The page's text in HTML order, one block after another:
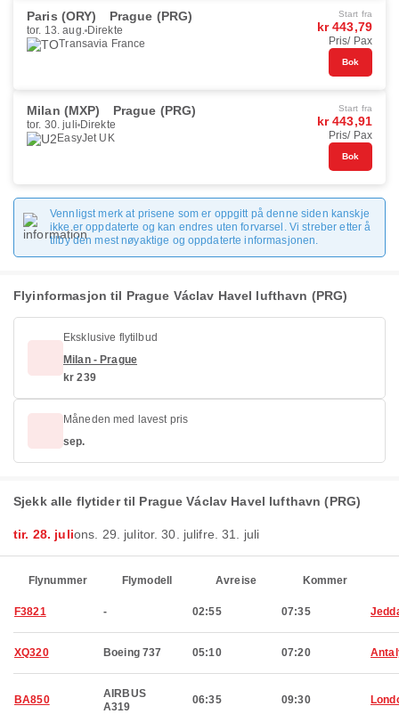
Paris (ORY) Prague (PRG)
tor. 13. aug. Direkte
Transavia France
Start fra
kr 443,79
Pris/ Pax
Bok
Milan (MXP) Prague (PRG)
tor. 30. juli Direkte
EasyJet UK
Start fra
kr 443,91
Pris/ Pax
Bok
Vennligst merk at prisene som er oppgitt på denne siden kanskje
ikke er oppdaterte og kan endres uten forvarsel. Vi streber etter å
tilby den mest nøyaktige og oppdaterte informasjonen.
Flyinformasjon til Prague Václav Havel lufthavn (PRG)
Eksklusive flytilbud
Milan - Prague
kr 239
Måneden med lavest pris
sep.
Sjekk alle flytider til Prague Václav Havel lufthavn (PRG)
tir. 28. julions. 29. julitor. 30. julifre. 31. juli
Flynummer Flymodell Avreise Kommer
F3821 - 02:55 07:35
XQ320 Boeing 737 05:10 07:20
BA850
AIRBUS
A319
06:35 09:30